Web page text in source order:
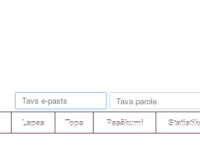
Lapas Tops Pasākumi